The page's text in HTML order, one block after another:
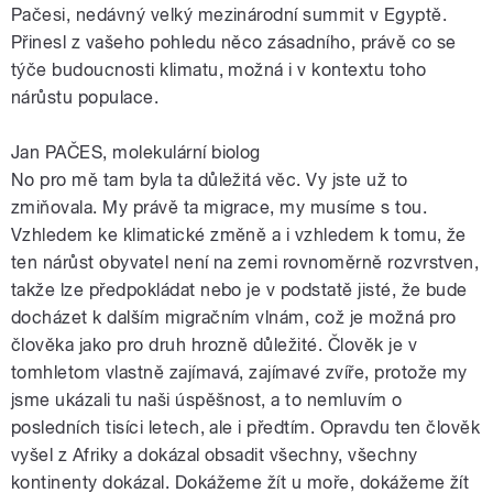
Pačesi, nedávný velký mezinárodní summit v Egyptě.
Přinesl z vašeho pohledu něco zásadního, právě co se
týče budoucnosti klimatu, možná i v kontextu toho
nárůstu populace.
Jan PAČES, molekulární biolog
No pro mě tam byla ta důležitá věc. Vy jste už to
zmiňovala. My právě ta migrace, my musíme s tou.
Vzhledem ke klimatické změně a i vzhledem k tomu, že
ten nárůst obyvatel není na zemi rovnoměrně rozvrstven,
takže lze předpokládat nebo je v podstatě jisté, že bude
docházet k dalším migračním vlnám, což je možná pro
člověka jako pro druh hrozně důležité. Člověk je v
tomhletom vlastně zajímavá, zajímavé zvíře, protože my
jsme ukázali tu naši úspěšnost, a to nemluvím o
posledních tisíci letech, ale i předtím. Opravdu ten člověk
vyšel z Afriky a dokázal obsadit všechny, všechny
kontinenty dokázal. Dokážeme žít u moře, dokážeme žít